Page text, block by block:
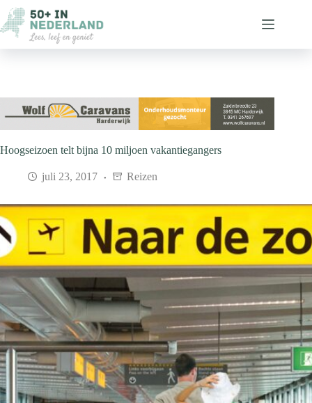
naar
de
inhoud
Hoogseizoen telt bijna 10 miljoen vakantiegangers
juli 23, 2017 Reizen